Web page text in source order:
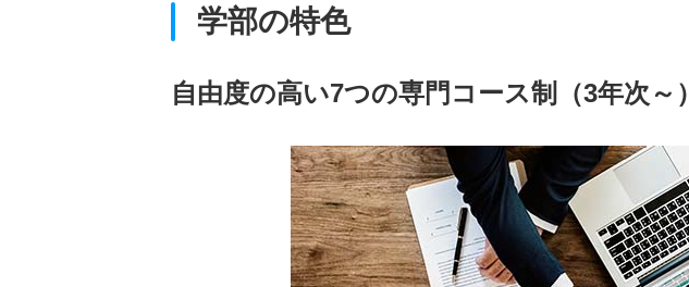
学部の特色
自由度の高い7つの専門コース制（3年次～）